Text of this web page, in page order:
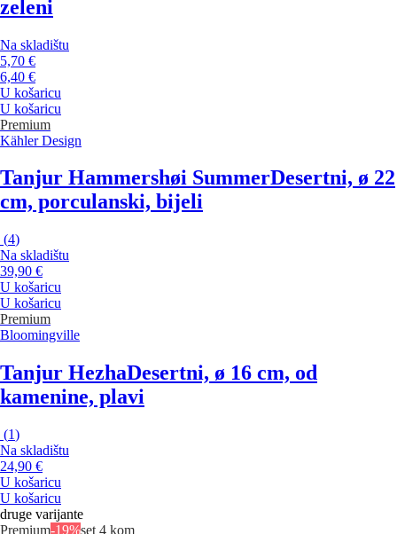
zeleni
Na skladištu
5,70 €
6,40 €
U košaricu
U košaricu
Premium
Kähler Design
Tanjur Hammershøi SummerDesertni, ø 22
cm, porculanski, bijeli
(4)
Na skladištu
39,90 €
U košaricu
U košaricu
Premium
Bloomingville
Tanjur HezhaDesertni, ø 16 cm, od
kamenine, plavi
(1)
Na skladištu
24,90 €
U košaricu
U košaricu
druge varijante
Premium-19%set 4 kom